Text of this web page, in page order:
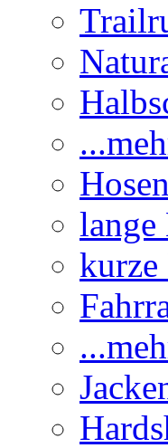
Hosen
lange
kurze